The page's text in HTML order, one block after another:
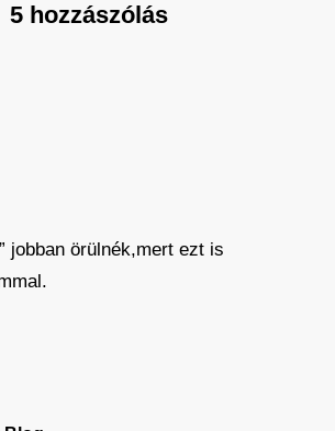
5 hozzászólás
jobban örülnék,mert ezt is